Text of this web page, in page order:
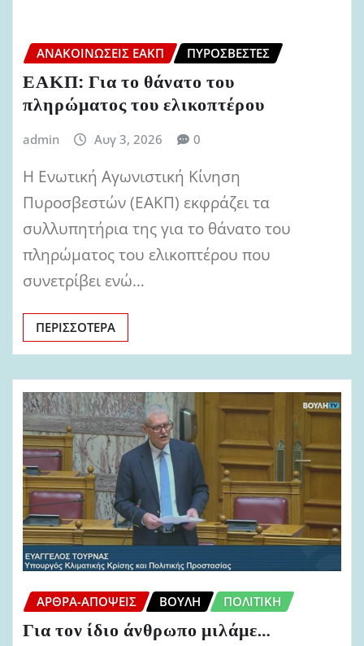
ΑΝΑΚΟΙΝΏΣΕΙΣ ΕΑΚΠ ΠΥΡΟΣΒΈΣΤΕΣ
ΕΑΚΠ: Για το θάνατο του
πληρώματος του ελικοπτέρου
admin Αυγ 3, 2026 0
Η Ενωτική Αγωνιστική Κίνηση
Πυροσβεστών (ΕΑΚΠ) εκφράζει τα
συλλυπητήρια της για το θάνατο του
πληρώματος του ελικοπτέρου που
συνετρίβει ενώ…
ΠΕΡΙΣΣΌΤΕΡΑ
ΆΡΘΡΑ-ΑΠΌΨΕΙΣ ΒΟΥΛΉ ΠΟΛΙΤΙΚΉ
Για τον ίδιο άνθρωπο μιλάμε…